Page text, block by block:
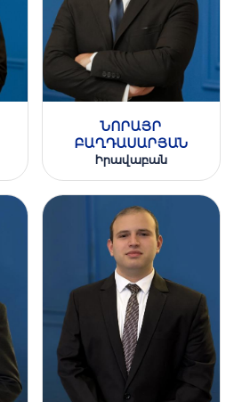
ՆՈՐԱՅՐ
ԲԱՂԴԱՍԱՐՅԱՆ
Իրավաբան